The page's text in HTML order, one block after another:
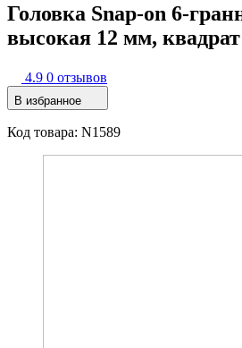
Головка Snap-on 6-
высокая 12 мм,
4.9 0 отзывов
В избранное
Код товара: N1589